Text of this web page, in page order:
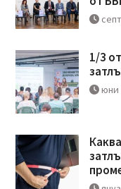
1/3
юни